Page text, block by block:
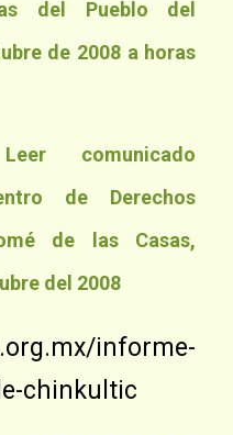
del Pueblo del
de 2008 a horas
comunicado
de Derechos
de las Casas,
del 2008
informe-
chinkultic